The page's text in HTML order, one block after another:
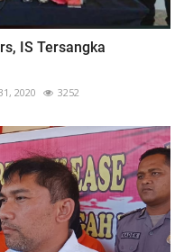
IS Tersangka
2020 3252